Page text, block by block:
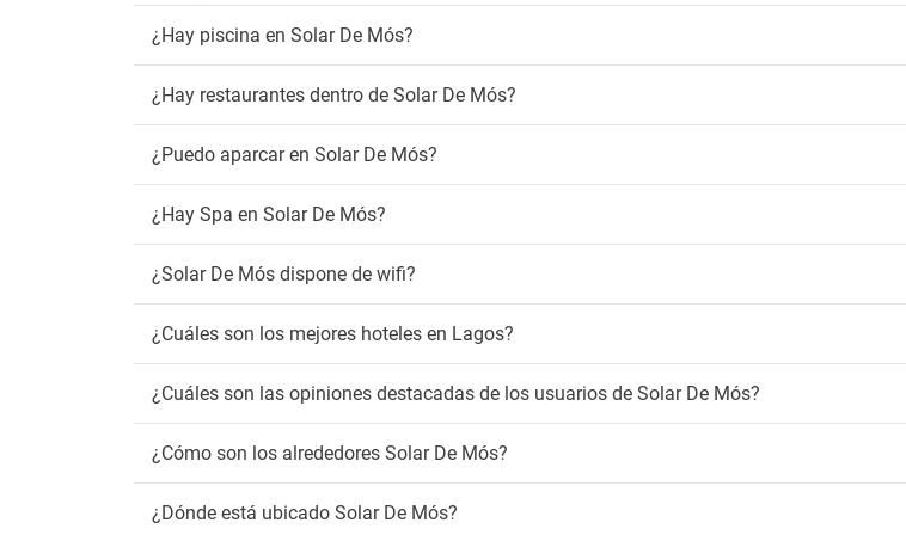
Wifi
Wifi gratis
Café / té
¿Hay piscina en Solar De Mós?
¿Hay restaurantes dentro de Solar De Mós?
¿Puedo aparcar en Solar De Mós?
¿Hay Spa en Solar De Mós?
¿Solar De Mós dispone de wifi?
¿Cuáles son los mejores hoteles en Lagos?
¿Cuáles son las opiniones destacadas de los usuarios de Solar De Mós?
¿Cómo son los alrededores Solar De Mós?
¿Dónde está ubicado Solar De Mós?